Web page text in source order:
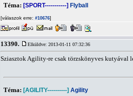
Téma: [SPORT-----------] Flyball
[válaszok erre: #10676]
13390. Elküldve: 2013-01-11 07:32:36
Sziasztok Agility-re csak törzskönyves kutyával
Téma: [AGILITY----------] Agility